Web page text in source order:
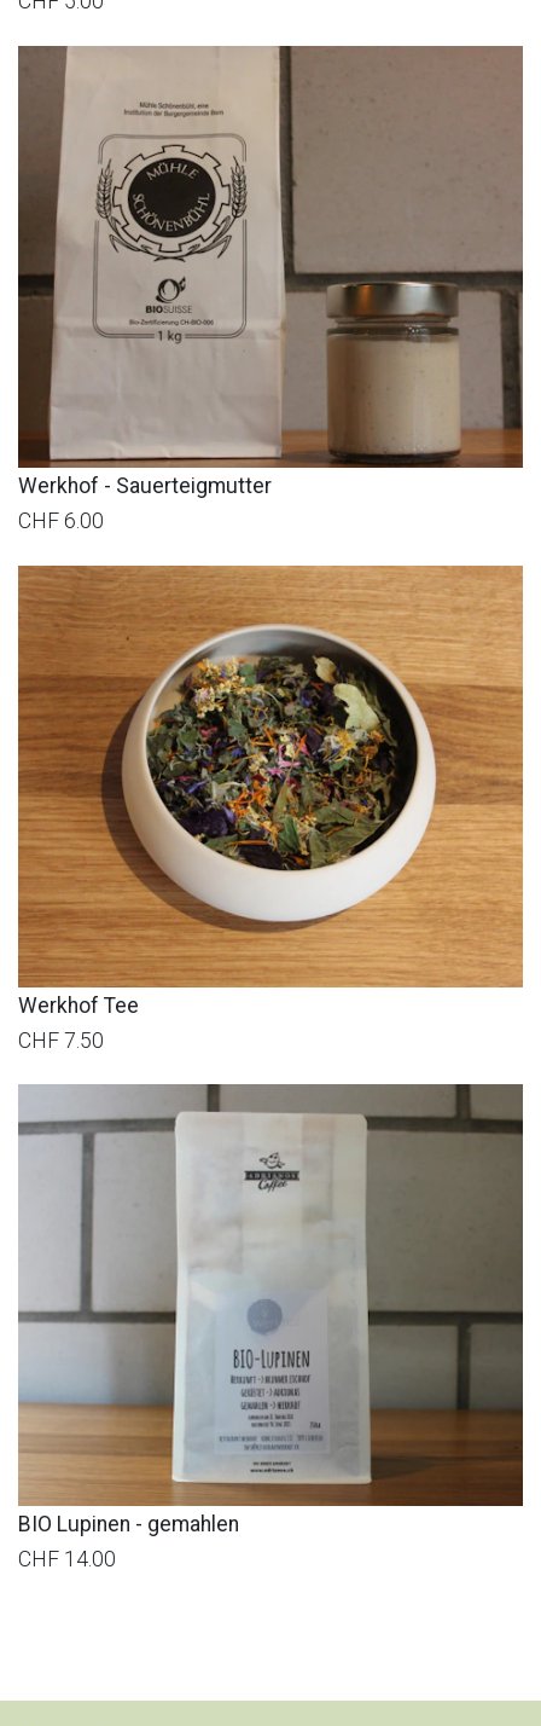
Werkhof - Sauerteigmutter
CHF 6.00
Werkhof Tee
CHF 7.50
BIO Lupinen - gemahlen
CHF 14.00